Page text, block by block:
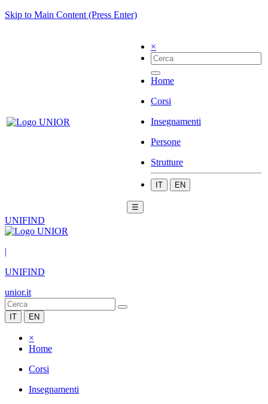
Skip to Main Content (Press Enter)
×
Home
Corsi
Insegnamenti
Persone
Strutture
IT EN
☰
UNIFIND
|
UNIFIND
unior.it
IT EN
×
Home
Corsi
Insegnamenti